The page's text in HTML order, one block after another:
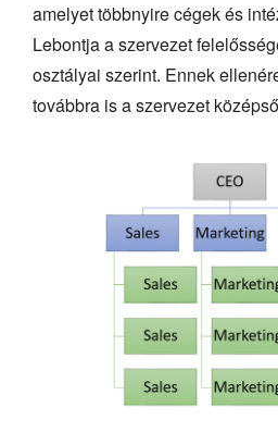
amelyet többnyire cégek és
Lebontja a szervezet
osztályai szerint. Ennek
továbbra is a szervezet